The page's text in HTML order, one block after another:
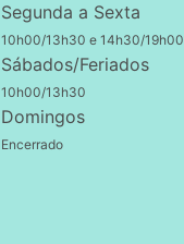
Segunda a Sexta
10h00/13h30 e 14h30/19h00
Sábados/Feriados
10h00/13h30
Domingos
Encerrado